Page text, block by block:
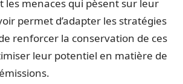
les menaces qui pèsent sur leur
permet d’adapter les stratégies
renforcer la conservation de ces
leur potentiel en matière de